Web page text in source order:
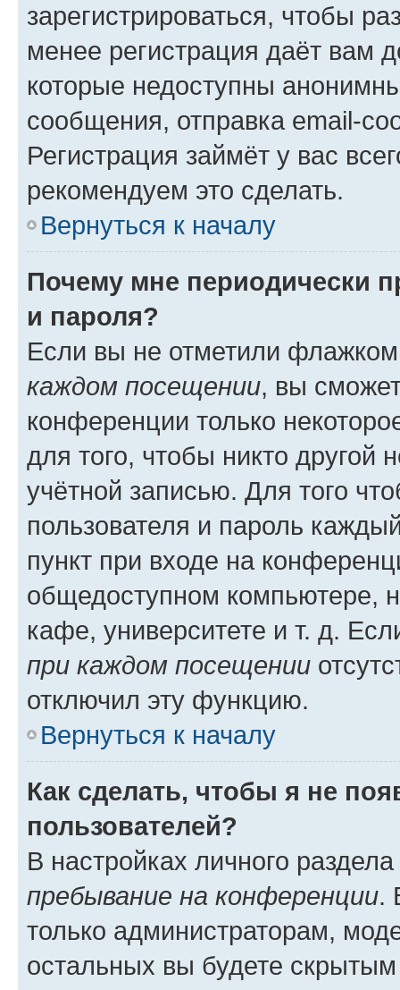
зарегистрироваться, чтобы
менее регистрация даёт вам
которые недоступны
сообщения, отправка email-
Регистрация займёт у вас
рекомендуем это сделать.
Вернуться к началу
Почему мне периодически
и пароля?
Если вы не отметили
каждом посещении, вы
конференции только
для того, чтобы никто другой
учётной записью. Для того
пользователя и пароль
пункт при входе на
общедоступном компьютере,
кафе, университете и т. д.
при каждом посещении
отключил эту функцию.
Вернуться к началу
Как сделать, чтобы я не
пользователей?
В настройках личного
пребывание на конференции.
только администраторам,
остальных вы будете